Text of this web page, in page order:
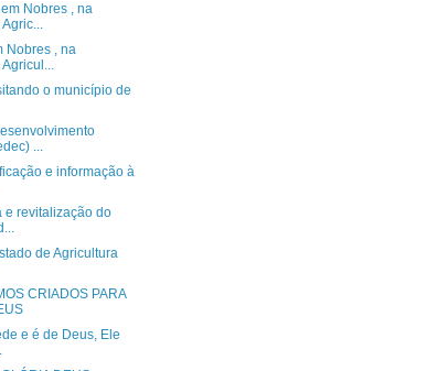
Nobres , na
Nobres , na
o município de
...
e informação à
e revitalização do
de Agricultura
CRIADOS PARA
e é de Deus, Ele